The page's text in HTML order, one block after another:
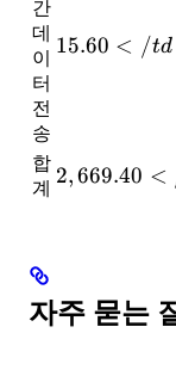
간
데
이
터
전
송
15.60</td>
15.60 < /td
합
계 2,669.40 <
자주 묻는